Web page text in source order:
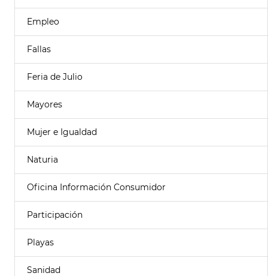
Empleo
Fallas
Feria de Julio
Mayores
Mujer e Igualdad
Naturia
Oficina Información Consumidor
Participación
Playas
Sanidad